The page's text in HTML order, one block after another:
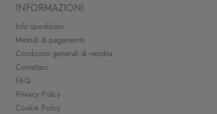
INFORMAZIONI
Info spedizioni
Metodi di pagamento
Condizioni generali di vendita
Contattaci
FAQ
Privacy Policy
Cookie Policy